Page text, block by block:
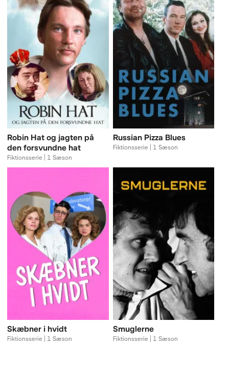
Robin Hat og jagten på
den forsvundne hat
Fiktionsserie | 1 Sæson
Russian Pizza Blues
Fiktionsserie | 1 Sæson
Skæbner i hvidt
Fiktionsserie | 1 Sæson
Smuglerne
Fiktionsserie | 1 Sæson